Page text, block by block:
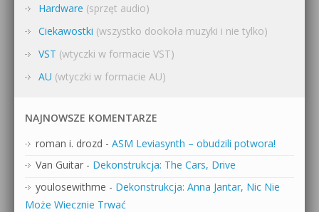
Hardware (sprzęt audio)
Ciekawostki (wszystko dookoła muzyki i nie tylko)
VST (wtyczki w formacie VST)
AU (wtyczki w formacie AU)
NAJNOWSZE KOMENTARZE
roman i. drozd - ASM Leviasynth – obudzili potwora!
Van Guitar - Dekonstrukcja: The Cars, Drive
youlosewithme - Dekonstrukcja: Anna Jantar, Nic Nie
Może Wiecznie Trwać